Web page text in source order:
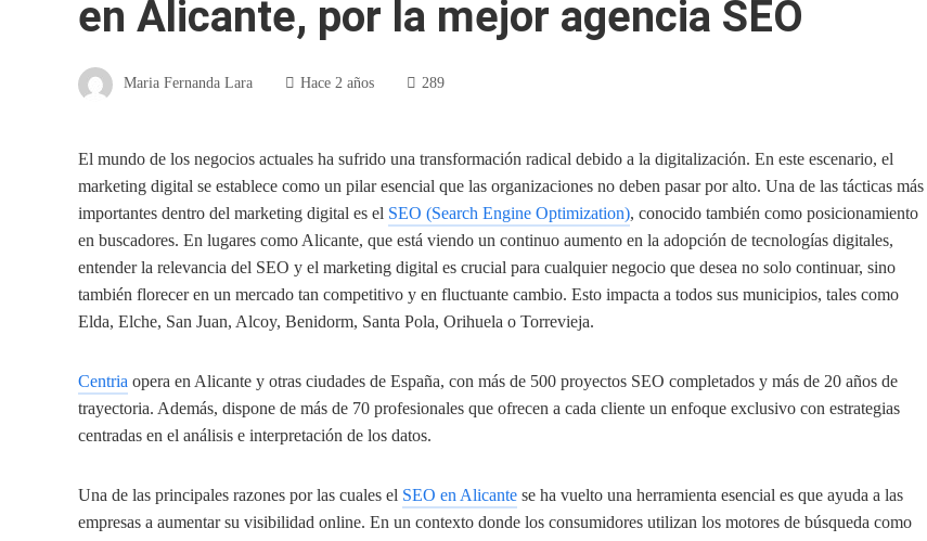
en Alicante, por la mejor agencia SEO
Maria Fernanda Lara Hace 2 años 289
El mundo de los negocios actuales ha sufrido una transformación radical debido a la digitalización. En este escenario, el
marketing digital se establece como un pilar esencial que las organizaciones no deben pasar por alto. Una de las tácticas más
importantes dentro del marketing digital es el SEO (Search Engine Optimization), conocido también como posicionamiento
en buscadores. En lugares como Alicante, que está viendo un continuo aumento en la adopción de tecnologías digitales,
entender la relevancia del SEO y el marketing digital es crucial para cualquier negocio que desea no solo continuar, sino
también florecer en un mercado tan competitivo y en fluctuante cambio. Esto impacta a todos sus municipios, tales como
Elda, Elche, San Juan, Alcoy, Benidorm, Santa Pola, Orihuela o Torrevieja.
Centria opera en Alicante y otras ciudades de España, con más de 500 proyectos SEO completados y más de 20 años de
trayectoria. Además, dispone de más de 70 profesionales que ofrecen a cada cliente un enfoque exclusivo con estrategias
centradas en el análisis e interpretación de los datos.
Una de las principales razones por las cuales el SEO en Alicante se ha vuelto una herramienta esencial es que ayuda a las
empresas a aumentar su visibilidad online. En un contexto donde los consumidores utilizan los motores de búsqueda como